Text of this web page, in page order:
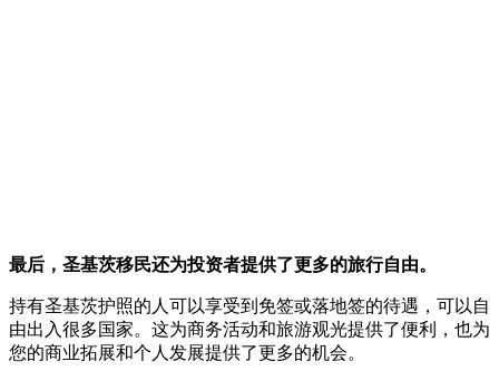
最后，圣基茨移民还为投资者提供了更多的旅行自由。
持有圣基茨护照的人可以享受到免签或落地签的待遇，可以自
由出入很多国家。这为商务活动和旅游观光提供了便利，也为
您的商业拓展和个人发展提供了更多的机会。